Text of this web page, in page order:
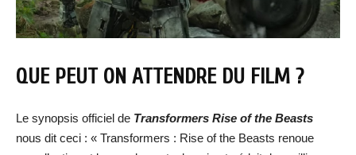
QUE PEUT ON ATTENDRE DU FILM ?
Le synopsis officiel de Transformers Rise of the Beasts
nous dit ceci : « Transformers : Rise of the Beasts renoue